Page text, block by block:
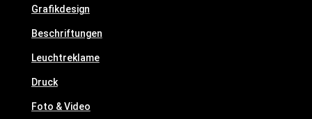
Grafikdesign
Beschriftungen
Leuchtreklame
Druck
Foto & Video